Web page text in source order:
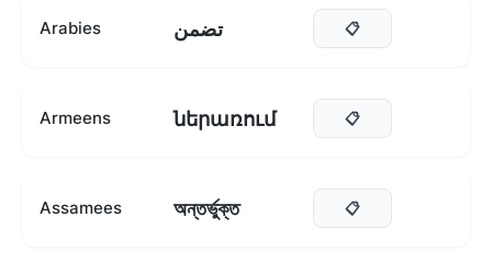
Arabies تضمن 📋
Armeens ներառում 📋
Assamees অন্তৰ্ভুক্ত 📋